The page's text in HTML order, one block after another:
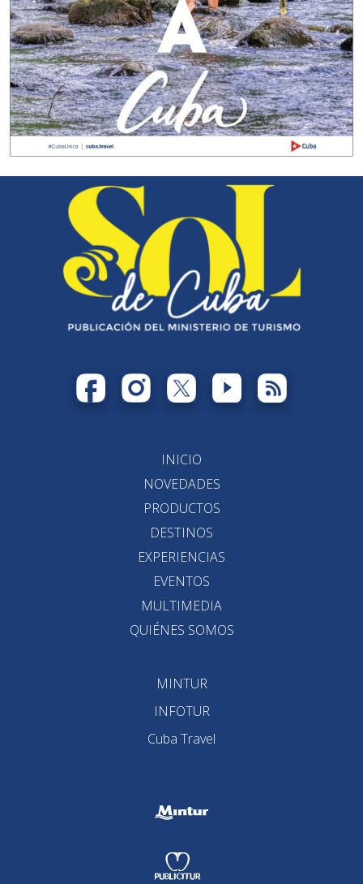
INICIO
NOVEDADES
PRODUCTOS
DESTINOS
EXPERIENCIAS
EVENTOS
MULTIMEDIA
QUIÉNES SOMOS
MINTUR
INFOTUR
Cuba Travel